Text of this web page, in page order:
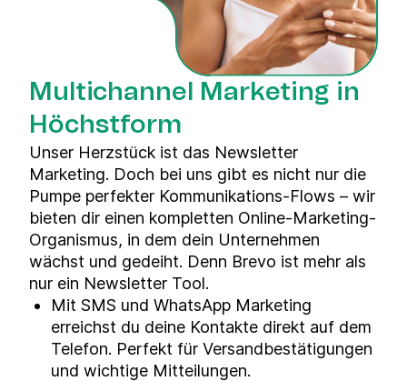
Multichannel Marketing in
Höchstform
Unser Herzstück ist das Newsletter
Marketing. Doch bei uns gibt es nicht nur die
Pumpe perfekter Kommunikations-Flows – wir
bieten dir einen kompletten Online-Marketing-
Organismus, in dem dein Unternehmen
wächst und gedeiht. Denn Brevo ist mehr als
nur ein Newsletter Tool.
Mit SMS und WhatsApp Marketing
erreichst du deine Kontakte direkt auf dem
Telefon. Perfekt für Versandbestätigungen
und wichtige Mitteilungen.